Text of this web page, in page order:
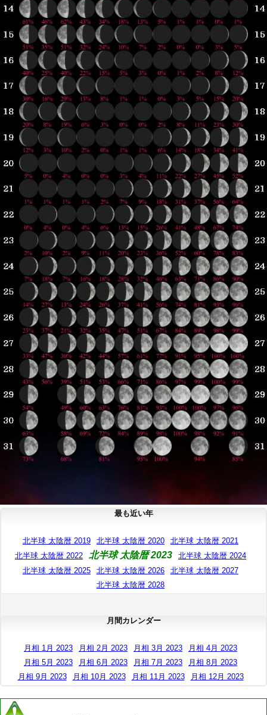
最も近い年
北半球 太陰暦 2019 北半球 太陰暦 2020
北半球 太陰暦 2021
北半球 太陰暦 2022
北半球 太陰暦 2023
北半球 太陰暦 2024
北半球 太陰暦 2025
北半球 太陰暦 2026
北半球 太陰暦 2027
北半球 太陰暦 2028
月間カレンダー
月相 1月 2023 月相 2月 2023 月相 3月 2023
月相 4月 2023
月相 5月 2023
月相 6月 2023 月相 7月 2023
月相 8月 2023
月相 9月 2023
月相 10月 2023 月相 11月 2023 月相 12月 2023